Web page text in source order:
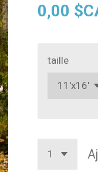
0,00
taille